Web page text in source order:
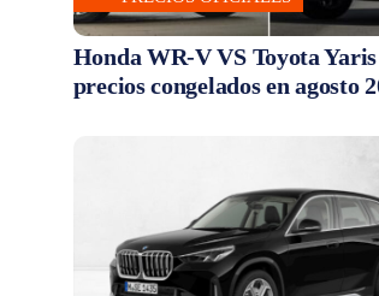
Honda WR-V VS Toyota
precios congelados en agosto